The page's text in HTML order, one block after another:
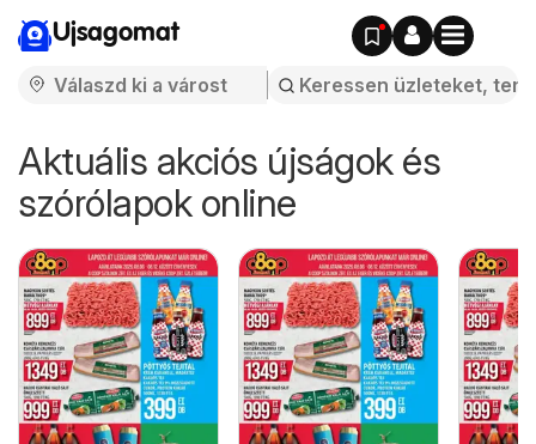
Ujsagomat
Aktuális akciós újságok és
szórólapok online